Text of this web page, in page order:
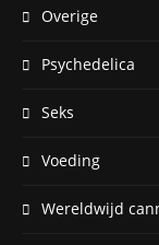
Overige
Psychedelica
Seks
Voeding
Wereldwijd